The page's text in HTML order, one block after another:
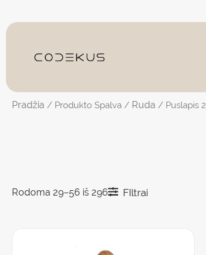
prie
Pradžia / Produkto Spalva / Ruda / Puslapis 2
Rodoma 29–56 iš 296 FIltrai